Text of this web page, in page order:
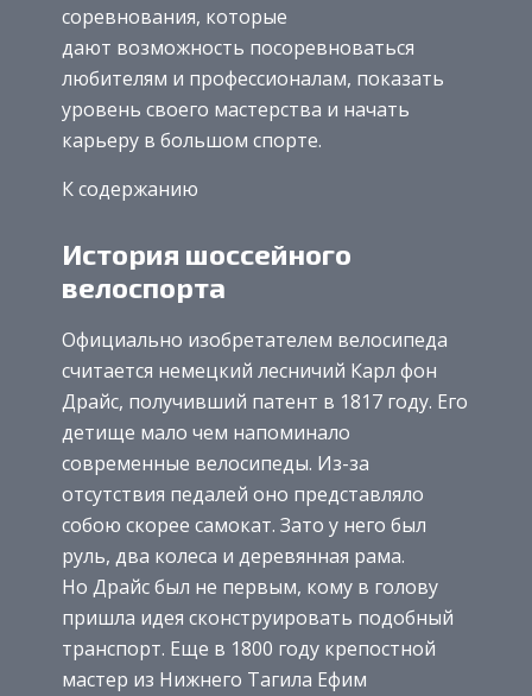
соревнования, которые
дают возможность посоревноваться
любителям и профессионалам, показать
уровень своего мастерства и начать
карьеру в большом спорте.
К содержанию
История шоссейного
велоспорта
Официально изобретателем велосипеда
считается немецкий лесничий Карл фон
Драйс, получивший патент в 1817 году. Его
детище мало чем напоминало
современные велосипеды. Из-за
отсутствия педалей оно представляло
собою скорее самокат. Зато у него был
руль, два колеса и деревянная рама.
Но Драйс был не первым, кому в голову
пришла идея сконструировать подобный
транспорт. Еще в 1800 году крепостной
мастер из Нижнего Тагила Ефим